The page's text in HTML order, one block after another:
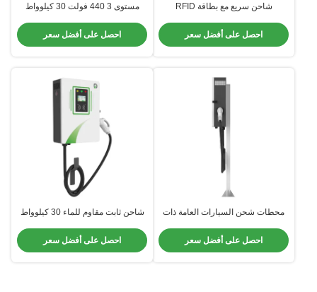
شاحن سريع مع بطاقة RFID
احصل على أفضل سعر
مستوى 3 440 فولت 30 كيلوواط
للتخصيص
احصل على أفضل سعر
محطات شحن السيارات العامة ذات
المراحل EV
احصل على أفضل سعر
شاحن ثابت مقاوم للماء 30 كيلوواط
احصل على أفضل سعر